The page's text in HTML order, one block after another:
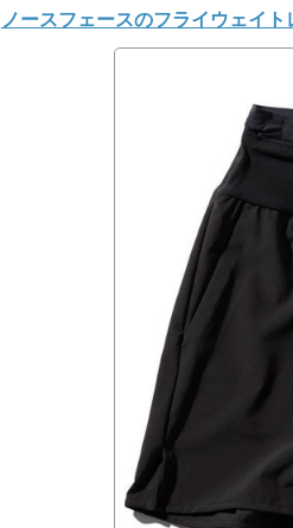
ノースフェースのフライウェイ